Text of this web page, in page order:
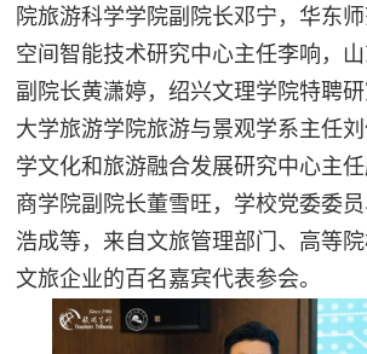
院旅游科学学院副院长邓宁，华东
空间智能技术研究中心主任李响，
副院长黄潇婷，绍兴文理学院特聘研
大学旅游学院旅游与景观学系主任
学文化和旅游融合发展研究中心主
商学院副院长董雪旺，学校党委委
浩成等，来自文旅管理部门、高等
文旅企业的百名嘉宾代表参会。